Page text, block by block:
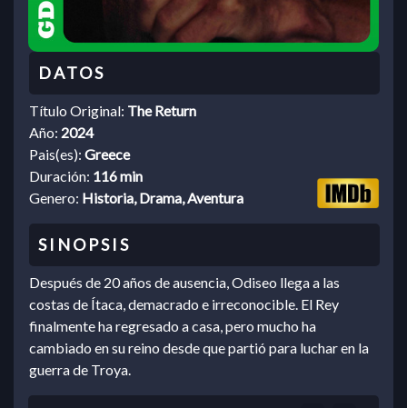
Título Original: The Return
Año: 2024
Pais(es): Greece
Duración: 116 min
Genero: Historia, Drama, Aventura
Después de 20 años de ausencia, Odiseo llega a las
costas de Ítaca, demacrado e irreconocible. El Rey
finalmente ha regresado a casa, pero mucho ha
cambiado en su reino desde que partió para luchar en la
guerra de Troya.